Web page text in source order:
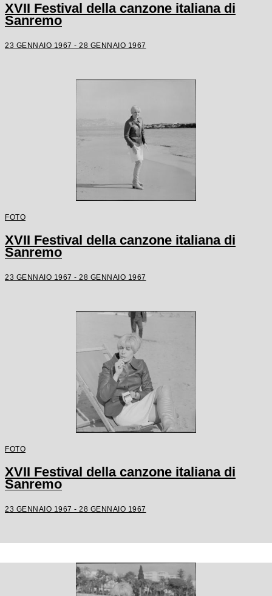
XVII Festival della canzone italiana di
Sanremo
23 GENNAIO 1967 - 28 GENNAIO 1967
FOTO
XVII Festival della canzone italiana di
Sanremo
23 GENNAIO 1967 - 28 GENNAIO 1967
FOTO
XVII Festival della canzone italiana di
Sanremo
23 GENNAIO 1967 - 28 GENNAIO 1967